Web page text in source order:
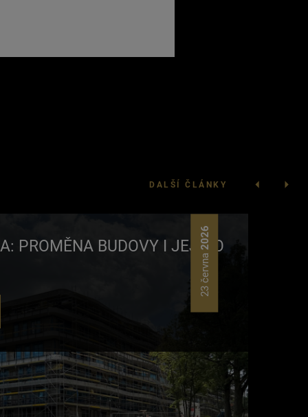
DALŠÍ ČLÁNKY
23 června
2026
PROMĚNA BUDOVY I JEJÍHO